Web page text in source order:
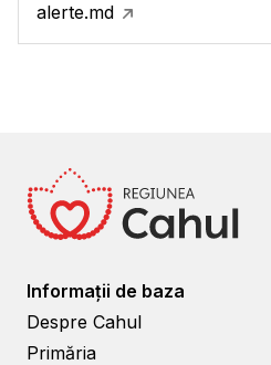
alerte.md
Informații de baza
Despre Cahul
Primăria